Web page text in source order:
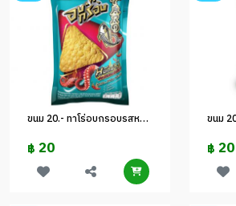
ขนม 20.- ทาโร่อบกรอบรสหมึกย่าง
฿ 20 ฿ 20